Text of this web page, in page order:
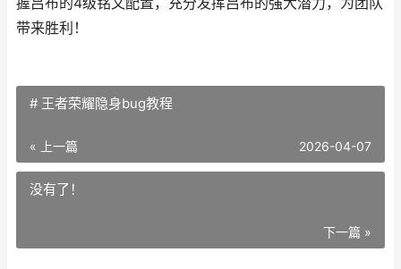
带来胜利！
# 王者荣耀隐身bug教程
« 上一篇 2026-04-07
没有了！
下一篇 »